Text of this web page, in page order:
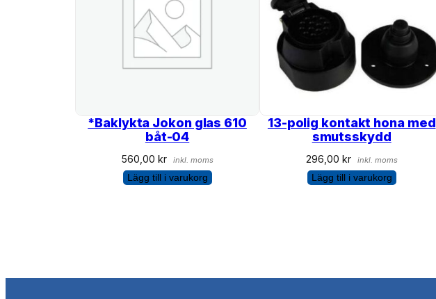
*Baklykta Jokon glas 610
båt-04
560,00 kr inkl. moms
Lägg till i varukorg
13-polig kontakt hona med
smutsskydd
296,00 kr inkl. moms
Lägg till i varukorg